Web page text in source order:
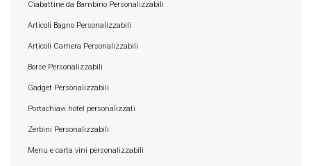
Ciabattine da Bambino Personalizzabili
Articoli Bagno Personalizzabili
Articoli Camera Personalizzabili
Borse Personalizzabili
Gadget Personalizzabili
Portachiavi hotel personalizzati
Zerbini Personalizzabili
Menu e carta vini personalizzabili